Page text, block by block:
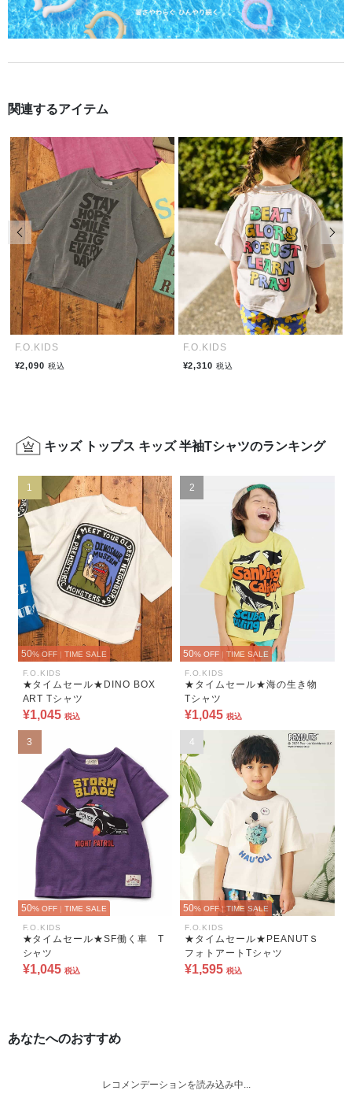
関連するアイテム
F.O.KIDS
¥2,090税込
F.O.KIDS
¥2,310税込
前の画像 次
キッズ トップス キッズ 半袖Tシャツのランキング
1
50% OFF | TIME SALE
F.O.KIDS
★タイムセール★DINO BOX
ART Tシャツ
¥1,045 税込
2
50% OFF | TIME SALE
F.O.KIDS
★タイムセール★海の生き物
Tシャツ
¥1,045 税込
3
50% OFF | TIME SALE
F.O.KIDS
★タイムセール★SF働く車 T
シャツ
¥1,045 税込
4
50% OFF | TIME SALE
F.O.KIDS
★タイムセール★PEANUTＳ
フォトアートTシャツ
¥1,595 税込
あなたへのおすすめ
レコメンデーションを読み込み中...